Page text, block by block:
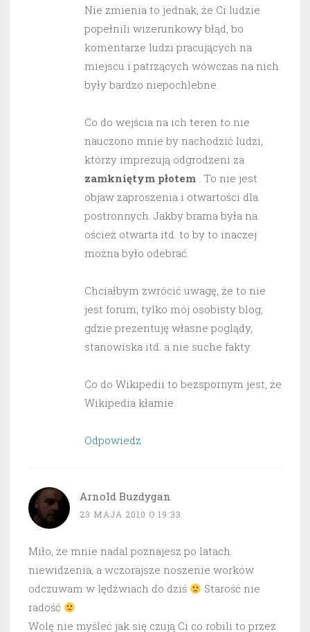
Nie zmienia to jednak, że Ci ludzie
popełnili wizerunkowy błąd, bo
komentarze ludzi pracujących na
miejscu i patrzących wówczas na nich
były bardzo niepochlebne.
Co do wejścia na ich teren to nie
nauczono mnie by nachodzić ludzi,
którzy imprezują odgrodzeni za
zamkniętym płotem . To nie jest
objaw zaproszenia i otwartości dla
postronnych. Jakby brama była na
oścież otwarta itd. to by to inaczej
można było odebrać.
Chciałbym zwrócić uwagę, że to nie
jest forum, tylko mój osobisty blog,
gdzie prezentuję własne poglądy,
stanowiska itd. a nie suche fakty.
Co do Wikipedii to bezspornym jest, że
Wikipedia kłamie.
Odpowiedz
Arnold Buzdygan
23 MAJA 2010 O 19:33
Miło, że mnie nadal poznajesz po latach
niewidzenia, a wczorajsze noszenie worków
odczuwam w lędźwiach do dziś
Starość nie
radość
Wolę nie myśleć jak się czują Ci co robili to przez